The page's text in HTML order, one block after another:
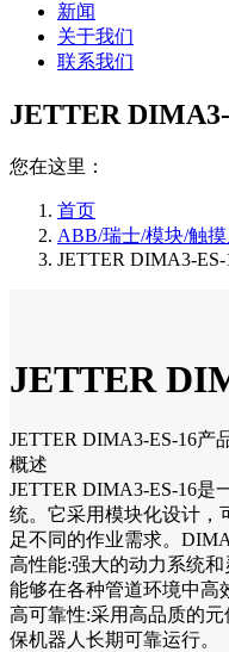
新闻
关于我们
联系我们
JETTER
您在这里：
首页
ABB/瑞士/模块/触
JETTER DIMA3-ES-
JETTER
JETTER DIMA3-ES-16产
概述
JETTER DIMA3-ES-16是
统。它采用模块化设计，
足不同的作业需求。
高性能:强大的动力系统
能够在各种管道环境中高
高可靠性:采用高品质的
保机器人长期可靠运行。